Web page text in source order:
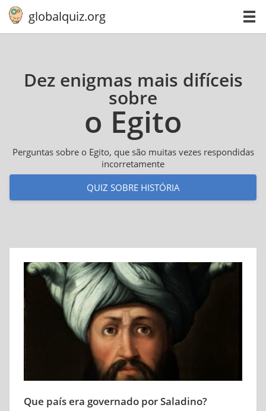
globalquiz.org
Dez enigmas mais difíceis
sobre
o Egito
Perguntas sobre o Egito, que são muitas vezes respondidas
incorretamente
QUIZ SOBRE HISTÓRIA
Que país era governado por Saladino?